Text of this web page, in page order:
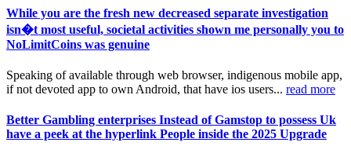
While you are the fresh new decreased separate investigation
isn�t most useful, societal activities shown me personally you to
NoLimitCoins was genuine
Speaking of available through web browser, indigenous mobile app,
if not devoted app to own Android, that have ios users... read more
Better Gambling enterprises Instead of Gamstop to possess Uk
have a peek at the hyperlink People inside the 2025 Upgrade